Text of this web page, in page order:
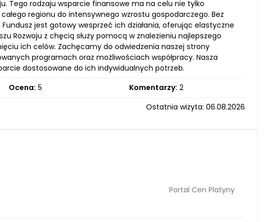
Tego rodzaju wsparcie finansowe ma na celu nie tylko
regionu do intensywnego wzrostu gospodarczego. Bez
jest gotowy wesprzeć ich działania, oferując elastyczne
Rozwoju z chęcią służy pomocą w znalezieniu najlepszego
ich celów. Zachęcamy do odwiedzenia naszej strony
programach oraz możliwościach współpracy. Nasza
dostosowane do ich indywidualnych potrzeb.
Ocena: 5 Komentarzy: 2
Ostatnia wizyta: 06.08.2026
Portal Cen Platyny